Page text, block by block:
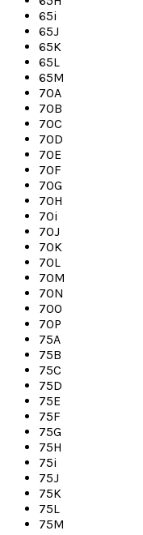
65i
65J
65K
65L
65M
70A
70B
70C
70D
70E
70F
70G
70H
70i
70J
70K
70L
70M
70N
70O
70P
75A
75B
75C
75D
75E
75F
75G
75H
75i
75J
75K
75L
75M